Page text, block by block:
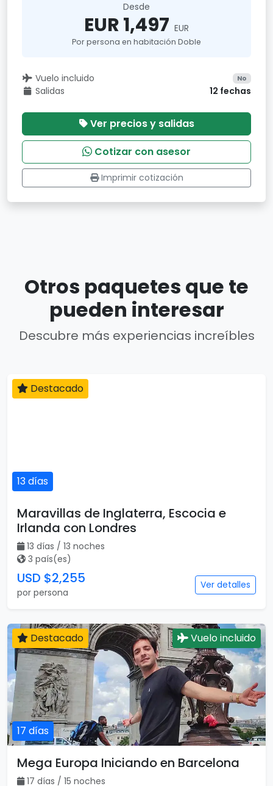
Desde
EUR 1,497 EUR
Por persona en habitación Doble
Vuelo incluido No
Salidas 12 fechas
Ver precios y salidas
Cotizar con asesor
Imprimir cotización
Otros paquetes que te
pueden interesar
Descubre más experiencias increíbles
13 días
Destacado
Maravillas de Inglaterra, Escocia e
Irlanda con Londres
13 días / 13 noches
3 país(es)
USD $2,255
por persona
Ver detalles
17 días
Destacado Vuelo incluido
Mega Europa Iniciando en Barcelona
17 días / 15 noches